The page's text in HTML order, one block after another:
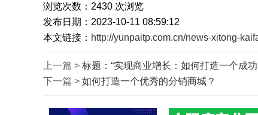
浏览次数： 2430 次浏览
发布日期：2023-10-11 08:59:12
本文链接： http://yunpaitp.com.cn/news-xitong-
上一篇 > 标题：“实现商业增长：如何打造一个成
下一篇 > 如何打造一个优秀的分销商城？